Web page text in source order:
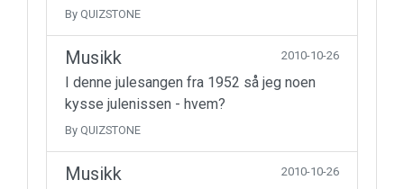
By QUIZSTONE
Musikk 2010-10-26
I denne julesangen fra 1952 så jeg noen
kysse julenissen - hvem?
By QUIZSTONE
Musikk 2010-10-26